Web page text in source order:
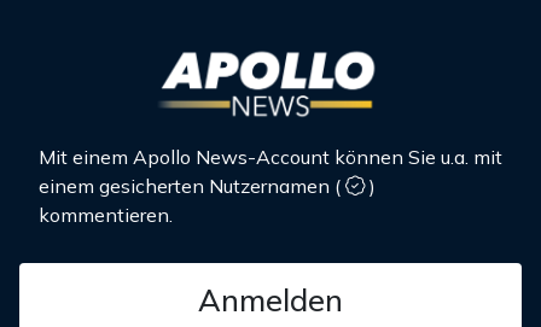
Mit einem Apollo News-Account können Sie u.a. mit
einem gesicherten Nutzernamen (
)
kommentieren.
Anmelden